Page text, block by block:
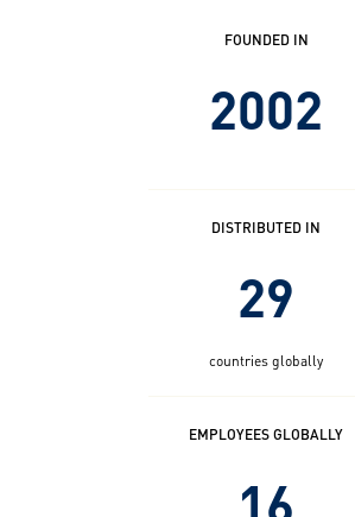
FOUNDED IN
2002
DISTRIBUTED IN
29
countries globally
EMPLOYEES GLOBALLY
16